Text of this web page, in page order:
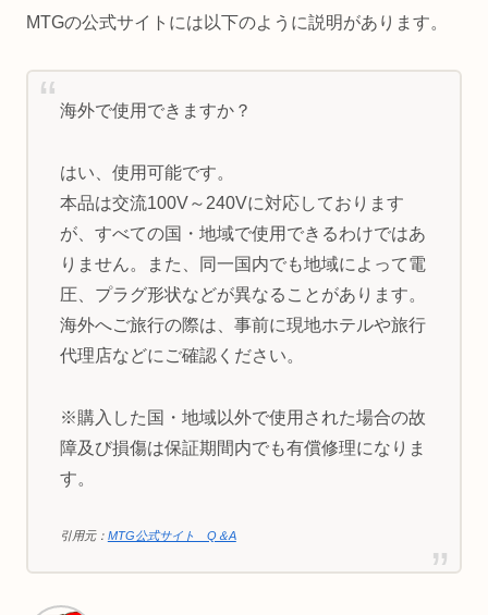
MTGの公式サイトには以下のように説明があります。
海外で使用できますか？
はい、使用可能です。
本品は交流100V～240Vに対応しております
が、すべての国・地域で使用できるわけではあ
りません。また、同一国内でも地域によって電
圧、プラグ形状などが異なることがあります。
海外へご旅行の際は、事前に現地ホテルや旅行
代理店などにご確認ください。
※購入した国・地域以外で使用された場合の故
障及び損傷は保証期間内でも有償修理になりま
す。
引用元： MTG公式サイト Q＆A